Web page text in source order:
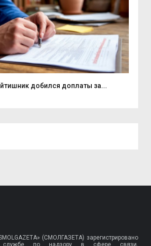
добился доплаты за...
(СМОЛГАЗЕТА) зарегистрировано